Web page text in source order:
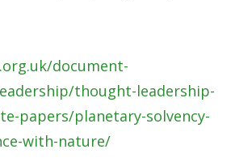
document-
thought-leadership-
papers/planetary-solvency-
with-nature/